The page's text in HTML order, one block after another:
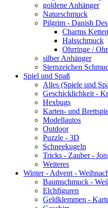
goldene Anhänger
Naturschmuck
Pilgrim - Danish
Charms
Halsschmuck
Ohrringe /
silber Anhänger
Sternzeichen
Spiel und Spaß
Alles (Spiele und
Geschicklichkeit -
Hexbugs
Karten- und
Modellautos
Outdoor
Puzzle - 3D
Schneekugeln
Tricks - Zauber -
Weiteres
Winter - Advent -
Baumschmuck -
Elchfiguren
Geldklemmen -